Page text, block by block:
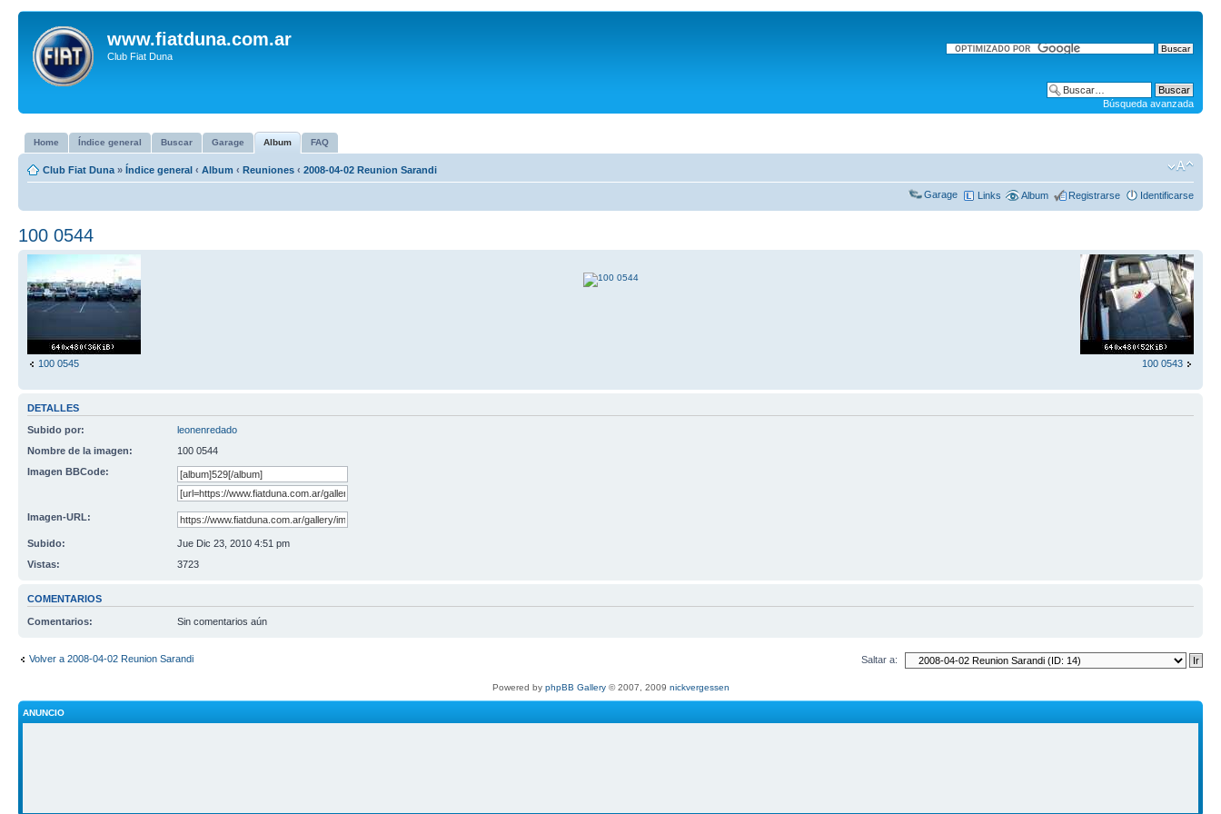
www.fiatduna.com.ar
Club Fiat Duna
Búsqueda avanzada
Home Índice general Buscar Garage Album FAQ
Club Fiat Duna » Índice general ‹ Album ‹ Reuniones ‹ 2008-04-02 Reunion Sarandi
Garage Links Album Registrarse Identificarse
100 0544
100 0545 100 0543
DETALLES
Subido por:
leonenredado
Nombre de la imagen:
100 0544
Imagen BBCode:
Imagen-URL:
Subido:
Jue Dic 23, 2010 4:51 pm
Vistas:
3723
COMENTARIOS
Comentarios: Sin comentarios aún
Volver a 2008-04-02 Reunion Sarandi Saltar a:
Powered by phpBB Gallery© 2007, 2009 nickvergessen
ANUNCIO